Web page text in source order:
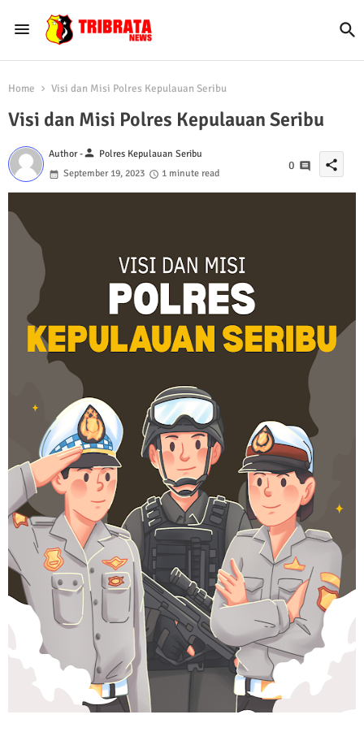
Home Visi dan Misi Polres Kepulauan Seribu
Visi dan Misi Polres Kepulauan Seribu
Author -person Polres Kepulauan Seribu
September 19, 2023
1 minute read
0 share